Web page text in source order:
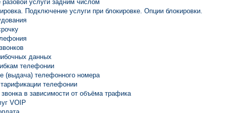
услуги задним числом
Подключение услуги при блокировке. Опции блокировки.
данных
телефонии
(выдача) телефонного номера
телефонии
в зависимости от объёма трафика
VOIP